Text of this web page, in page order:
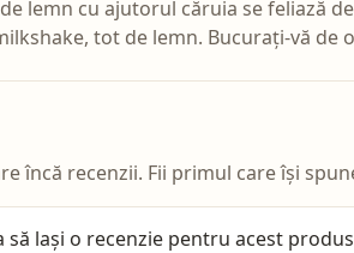
lemn cu ajutorul căruia se feliază
tot de lemn. Bucurați-vă de
încă recenzii. Fii primul care își
să lași o recenzie pentru acest